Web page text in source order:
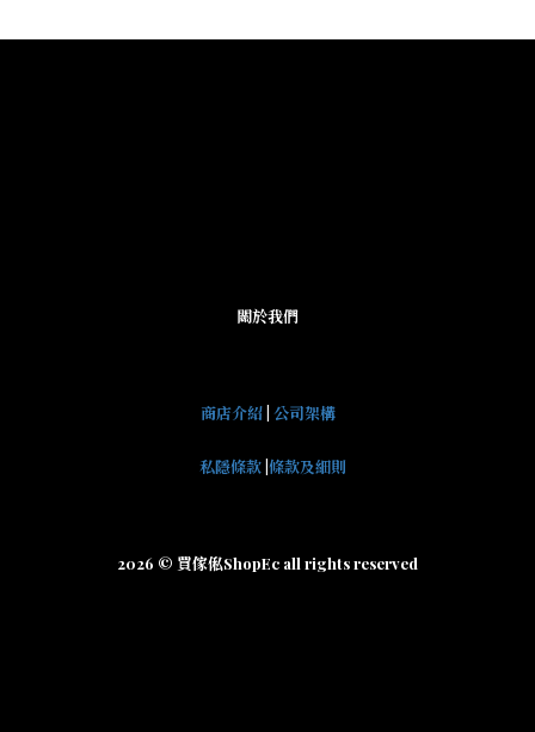
關於我們
商店介紹| 公司架構
私隱條款 條款及細則
2026 © 買傢俬ShopEc all rights reserved